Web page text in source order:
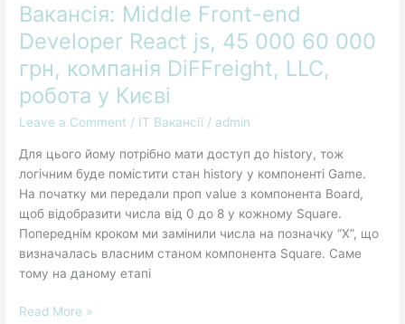
Вакансія: Middle Front-end
Developer React js, 45 000 60 000
грн, компанія DiFFreight, LLC,
робота у Києві
Leave a Comment / IT Вакансії/ admin
Для цього йому потрібно мати доступ до history, тож
логічним буде помістити стан history у компоненті Game.
На початку ми передали проп value з компонента Board,
щоб відобразити числа від 0 до 8 у кожному Square.
Попереднім кроком ми замінили числа на позначку “X”, що
визначалась власним станом компонента Square. Саме
тому на даному етапі
Вакансія:
Middle
Front-
end
Developer
React
js,
45
000
60
000
грн,
компанія
DiFFreight,
робота
Read More »